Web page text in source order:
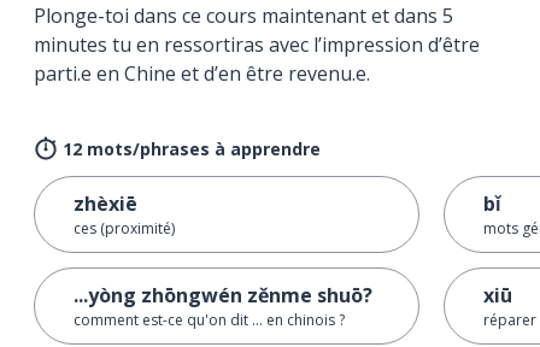
Plonge-toi dans ce cours maintenant et dans 5
minutes tu en ressortiras avec l’impression d’être
parti.e en Chine et d’en être revenu.e.
12 mots/phrases à apprendre
zhèxiē
ces (proximité)
...yòng zhōngwén zěnme shuō?
comment est-ce qu'on dit ... en chinois ?
bǐ
mots
xiū
réparer